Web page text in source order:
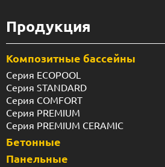
Продукция
Композитные бассейны
Серия ECOPOOL
Серия STANDARD
Серия COMFORT
Серия PREMIUM
Серия PREMIUM CERAMIC
Бетонные
Панельные